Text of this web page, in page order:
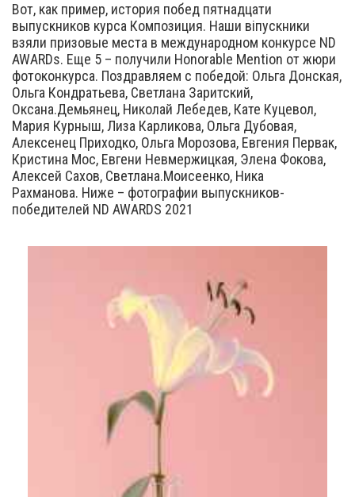
Вот, как пример, история побед пятнадцати
выпускников курса Композиция. Наши віпускники
взяли призовые места в международном конкурсе ND
AWARDs. Еще 5 – получили Honorable Mention от жюри
фотоконкурса. Поздравляем с победой: Ольга Донская,
Ольга Кондратьева, Светлана Заритский,
Оксана.Демьянец, Николай Лебедев, Кате Куцевол,
Мария Курныш, Лиза Карликова, Ольга Дубовая,
Алексенец Приходко, Ольга Морозова, Евгения Первак,
Кристина Мос, Евгени Невмержицкая, Элена Фокова,
Алексей Сахов, Светлана.Моисеенко, Ника
Рахманова. Ниже – фотографии выпускников-
победителей ND AWARDS 2021